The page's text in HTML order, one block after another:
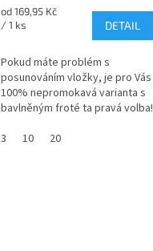
4,8
hvězdiček.
Měrná
cena:
od 169,95 Kč
/ 1 ks
DETAIL
Pokud máte problém s
posunováním vložky, je pro Vás
100% nepromokavá varianta s
bavlněným froté ta pravá volba!
silnější menstruace či při
3 10 20